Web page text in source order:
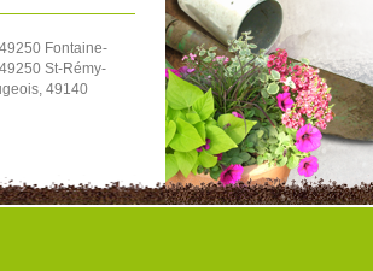
Fontaine-
St-Rémy-
49140